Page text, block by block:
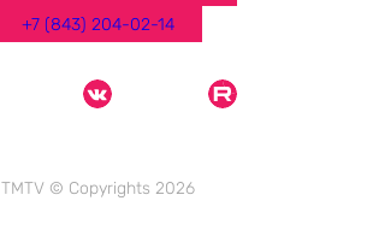
+7 (843) 204-02-14
TMTV © Copyrights 2026